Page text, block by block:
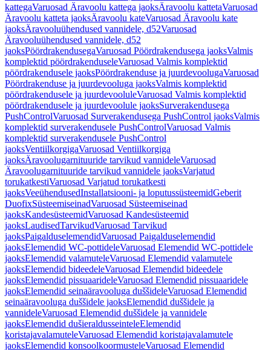
kattegaVaruosad Äravoolu kattega jaoksÄravoolu kattetaVaruosad
Äravoolu katteta jaoksÄravoolu kateVaruosad Äravoolu kate
jaoksÄravooluühendused vannidele, d52Varuosad
Äravooluühendused vannidele, d52
jaoksPöördrakendusegaVaruosad Pöördrakendusega jaoksValmis
komplektid pöördrakenduseleVaruosad Valmis komplektid
pöördrakendusele jaoksPöördrakenduse ja juurdevoolugaVaruosad
Pöördrakenduse ja juurdevooluga jaoksValmis komplektid
pöördrakendusele ja juurdevooluleVaruosad Valmis komplektid
pöördrakendusele ja juurdevoolule jaoksSurverakendusega
PushControlVaruosad Surverakendusega PushControl jaoksValmis
komplektid surverakendusele PushControlVaruosad Valmis
komplektid surverakendusele PushControl
jaoksVentiilkorgigaVaruosad Ventiilkorgiga
jaoksÄravoolugarnituuride tarvikud vannideleVaruosad
Äravoolugarnituuride tarvikud vannidele jaoksVarjatud
torukatkestiVaruosad Varjatud torukatkesti
jaoksVeeühendusedInstallatsiooni- ja loputussüsteemidGeberit
DuofixSüsteemiseinadVaruosad Süsteemiseinad
jaoksKandesüsteemidVaruosad Kandesüsteemid
jaoksLaudisedTarvikudVaruosad Tarvikud
jaoksPaigalduselemendidVaruosad Paigalduselemendid
jaoksElemendid WC-pottideleVaruosad Elemendid WC-pottidele
jaoksElemendid valamuteleVaruosad Elemendid valamutele
jaoksElemendid bideedeleVaruosad Elemendid bideedele
jaoksElemendid pissuaarideleVaruosad Elemendid pissuaaridele
jaoksElemendid seinaäravooluga duššideleVaruosad Elemendid
seinaäravooluga duššidele jaoksElemendid duššidele ja
vannideleVaruosad Elemendid duššidele ja vannidele
jaoksElemendid dušieraldusseinteleElemendid
koristajavalamuteleVaruosad Elemendid koristajavalamutele
jaoksElemendid konsoolkoormusteleVaruosad Elemendid